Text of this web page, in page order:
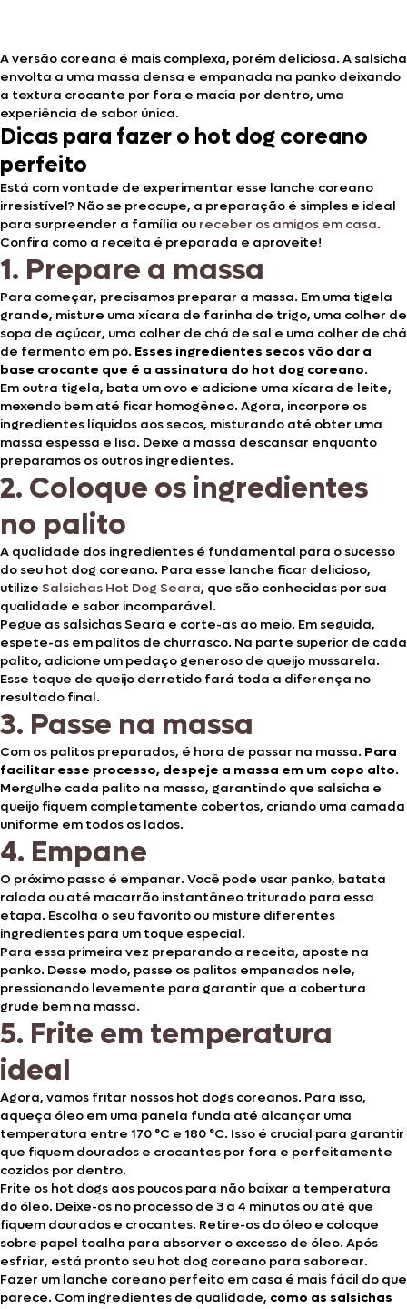
A versão coreana é mais complexa, porém deliciosa. A salsicha
envolta a uma massa densa e empanada na panko deixando
a textura crocante por fora e macia por dentro, uma
experiência de sabor única.
Dicas para fazer o hot dog coreano
perfeito
Está com vontade de experimentar esse lanche coreano
irresistível? Não se preocupe, a preparação é simples e ideal
para surpreender a família ou receber os amigos em casa.
Confira como a receita é preparada e aproveite!
1. Prepare a massa
Para começar, precisamos preparar a massa. Em uma tigela
grande, misture uma xícara de farinha de trigo, uma colher de
sopa de açúcar, uma colher de chá de sal e uma colher de chá
de fermento em pó. Esses ingredientes secos vão dar a
base crocante que é a assinatura do hot dog coreano.
Em outra tigela, bata um ovo e adicione uma xícara de leite,
mexendo bem até ficar homogêneo. Agora, incorpore os
ingredientes líquidos aos secos, misturando até obter uma
massa espessa e lisa. Deixe a massa descansar enquanto
preparamos os outros ingredientes.
2. Coloque os ingredientes
no palito
A qualidade dos ingredientes é fundamental para o sucesso
do seu hot dog coreano. Para esse lanche ficar delicioso,
utilize Salsichas Hot Dog Seara, que são conhecidas por sua
qualidade e sabor incomparável.
Pegue as salsichas Seara e corte-as ao meio. Em seguida,
espete-as em palitos de churrasco. Na parte superior de cada
palito, adicione um pedaço generoso de queijo mussarela.
Esse toque de queijo derretido fará toda a diferença no
resultado final.
3. Passe na massa
Com os palitos preparados, é hora de passar na massa. Para
facilitar esse processo, despeje a massa em um copo alto.
Mergulhe cada palito na massa, garantindo que salsicha e
queijo fiquem completamente cobertos, criando uma camada
uniforme em todos os lados.
4. Empane
O próximo passo é empanar. Você pode usar panko, batata
ralada ou até macarrão instantâneo triturado para essa
etapa. Escolha o seu favorito ou misture diferentes
ingredientes para um toque especial.
Para essa primeira vez preparando a receita, aposte na
panko. Desse modo, passe os palitos empanados nele,
pressionando levemente para garantir que a cobertura
grude bem na massa.
5. Frite em temperatura
ideal
Agora, vamos fritar nossos hot dogs coreanos. Para isso,
aqueça óleo em uma panela funda até alcançar uma
temperatura entre 170 °C e 180 °C. Isso é crucial para garantir
que fiquem dourados e crocantes por fora e perfeitamente
cozidos por dentro.
Frite os hot dogs aos poucos para não baixar a temperatura
do óleo. Deixe-os no processo de 3 a 4 minutos ou até que
fiquem dourados e crocantes. Retire-os do óleo e coloque
sobre papel toalha para absorver o excesso de óleo. Após
esfriar, está pronto seu hot dog coreano para saborear.
Fazer um lanche coreano perfeito em casa é mais fácil do que
parece. Com ingredientes de qualidade, como as salsichas